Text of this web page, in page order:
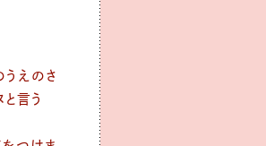
うえのさ
と言う